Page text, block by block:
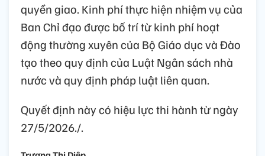
quyền giao. Kinh phí thực hiện nhiệm vụ của
Ban Chỉ đạo được bố trí từ kinh phí hoạt
động thường xuyên của Bộ Giáo dục và Đào
tạo theo quy định của Luật Ngân sách nhà
nước và quy định pháp luật liên quan.
Quyết định này có hiệu lực thi hành từ ngày
27/5/2026./.